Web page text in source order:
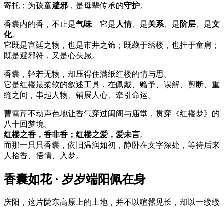
寄托；为孩童避邪 ，是母辈传承的守护。
香囊内的香，不止是气味—它是 人情、是关系 、是阶层 、是文
化。
它既是宫廷之物，也是市井之饰；既藏于绣楼，也挂于童肩；
既是避邪符，又是心头愿。
香囊，轻若无物，却压得住满纸红楼的情与思。
它是红楼最柔软的叙述工具，在佩戴、赠予、误解、剪断、重
缝之间，串起人物、铺展人心、牵引命运。
曹雪芹不动声色地让香气穿过闺阁与庙堂，贯穿《红楼梦》的
八十回梦境。
红楼之香，香非香；红楼之爱，爱未言。
而那一只只香囊，依旧温润如初，静卧在文字深处，等待后来
人拾香、悟情、入梦。
香囊如花 · 岁岁端阳佩在身
庆阳，这片陇东高原上的土地，并不以喧嚣见长，却以一缕缕